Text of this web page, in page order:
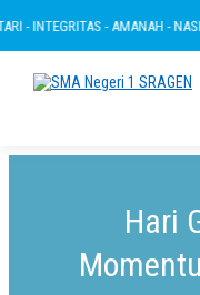
- INTEGRITAS - AMANAH -
Hari